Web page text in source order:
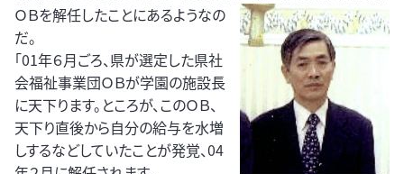
ＯＢを解任したことにあるようなの
だ。
「01年６月ごろ、県が選定した県社
会福祉事業団ＯＢが学園の施設長
に天下ります。ところが、このＯＢ、
天下り直後から自分の給与を水増
しするなどしていたことが発覚、04